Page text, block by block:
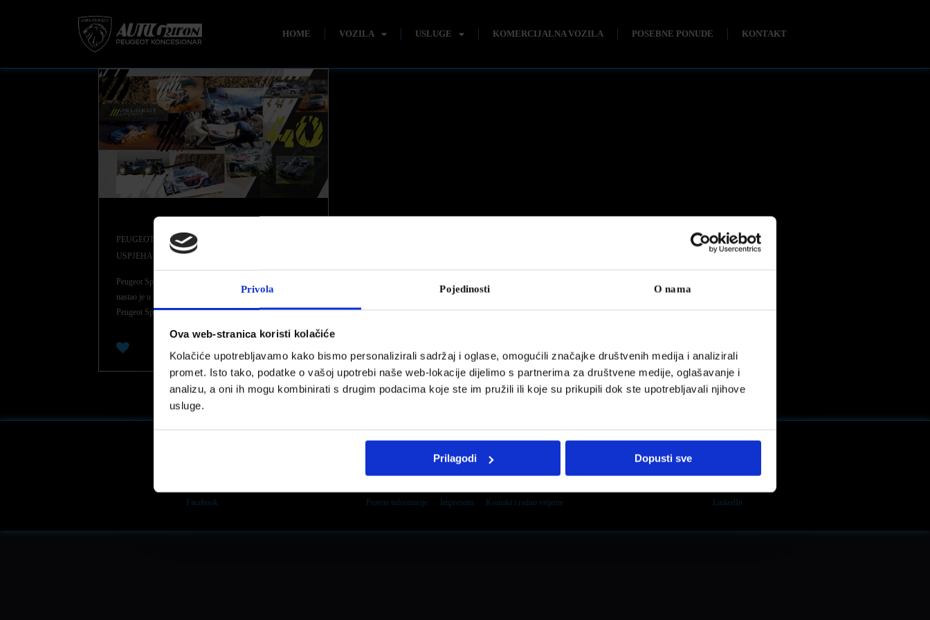
Privola Pojedinosti O nama
Ova web-stranica koristi kolačiće
Kolačiće upotrebljavamo kako bismo personalizirali sadržaj i oglase, omogućili značajke društvenih medija i analizirali
promet. Isto tako, podatke o vašoj upotrebi naše web-lokacije dijelimo s partnerima za društvene medije, oglašavanje i
analizu, a oni ih mogu kombinirati s drugim podacima koje ste im pružili ili koje su prikupili dok ste upotrebljavali njihove
usluge.
Prilagodi Dopusti sve
HOME VOZILA USLUGE KOMERCIJALNA VOZILA POSEBNE PONUDE KONTAKT
PEUGEOT SPORT SLAVI 40 GODINA INOVACIJA I
USPJEHA
Peugeot Sport postoji već 40 godina. Peugeot Talbot Sport
nastao je u listopadu 1981., a kasnije je preimenovan u
Peugeot Sport.
Facebook Pravne informacije Impresum Kontakt i radno vrijeme LinkedIn